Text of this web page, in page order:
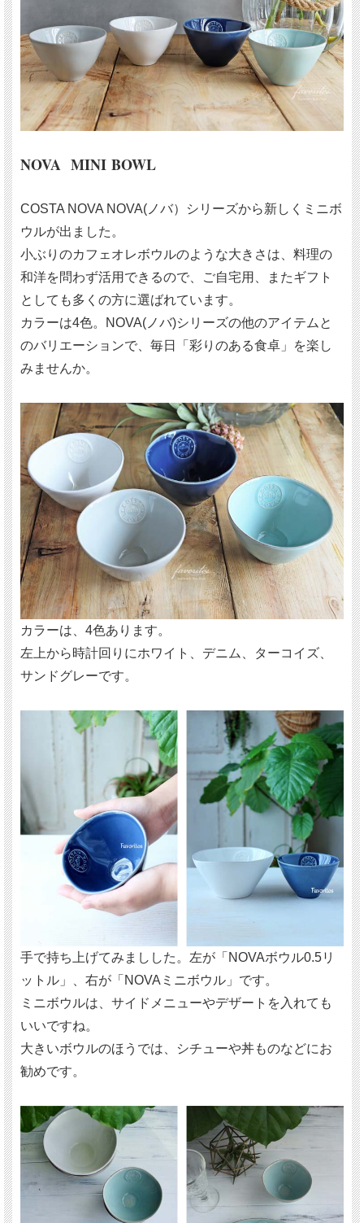
NOVA MINI BOWL
COSTA NOVA NOVA(ノバ）シリーズから新しくミニボ
ウルが出ました。
小ぶりのカフェオレボウルのような大きさは、料理の
和洋を問わず活用できるので、ご自宅用、またギフト
としても多くの方に選ばれています。
カラーは4色。NOVA(ノバ)シリーズの他のアイテムと
のバリエーションで、毎日「彩りのある食卓」を楽し
みませんか。
カラーは、4色あります。
左上から時計回りにホワイト、デニム、ターコイズ、
サンドグレーです。
手で持ち上げてみましした。 左が「NOVAボウル0.5リ
ットル」、右が「NOVAミニボウル」です。
ミニボウルは、サイドメニューやデザートを入れても
いいですね。
大きいボウルのほうでは、シチューや丼ものなどにお
勧めです。